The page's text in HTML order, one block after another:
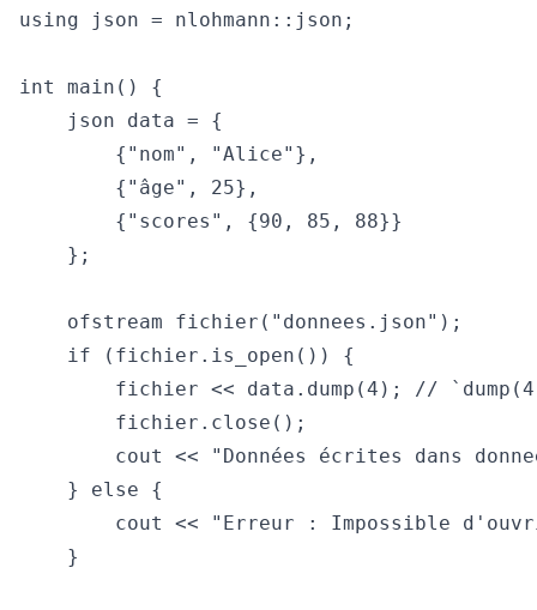
using json = nlohmann::json;
int main() {
    json data = {
        {"nom", "Alice"},
        {"âge", 25},
        {"scores", {90, 85, 88}}
    };
    ofstream fichier("donnees.json");
    if (fichier.is_open()) {
fichier << data.dump(4); //
        fichier.close();
cout << "Données écrites dans
    } else {
cout << "Erreur : Impossible
    }